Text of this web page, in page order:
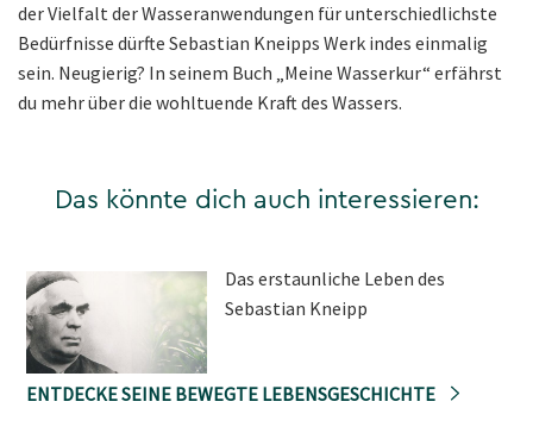
der Vielfalt der Wasseranwendungen für unterschiedlichste
Bedürfnisse dürfte Sebastian Kneipps Werk indes einmalig
sein. Neugierig? In seinem Buch „Meine Wasserkur“ erfährst
du mehr über die wohltuende Kraft des Wassers.
Das könnte dich auch interessieren:
Das erstaunliche Leben des
Sebastian Kneipp
ENTDECKE SEINE BEWEGTE LEBENSGESCHICHTE